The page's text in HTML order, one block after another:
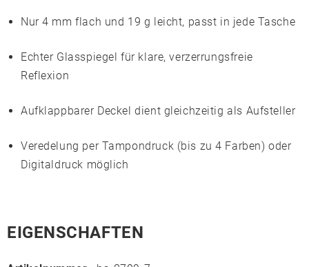
Nur 4 mm flach und 19 g leicht, passt in jede Tasche
Echter Glasspiegel für klare, verzerrungsfreie
Reflexion
Aufklappbarer Deckel dient gleichzeitig als Aufsteller
Veredelung per Tampondruck (bis zu 4 Farben) oder
Digitaldruck möglich
EIGENSCHAFTEN